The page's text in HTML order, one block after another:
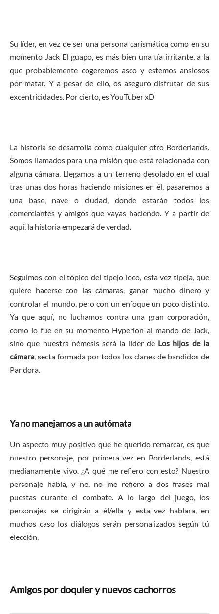
Su líder, en vez de ser una persona carismática como en su
momento Jack El guapo, es más bien una tía irritante, a la
que probablemente cogeremos asco y estemos ansiosos
por matar. Y a pesar de ello, os aseguro disfrutar de sus
excentricidades. Por cierto, es YouTuber xD
La historia se desarrolla como cualquier otro Borderlands.
Somos llamados para una misión que está relacionada con
alguna cámara. Llegamos a un terreno desolado en el cual
tras unas dos horas haciendo misiones en él, pasaremos a
una base, nave o ciudad, donde estarán todos los
comerciantes y amigos que vayas haciendo. Y a partir de
aquí, la historia empezará de verdad.
Seguimos con el tópico del tipejo loco, esta vez tipeja, que
quiere hacerse con las cámaras, ganar mucho dinero y
controlar el mundo, pero con un enfoque un poco distinto.
Ya que aquí, no luchamos contra una gran corporación,
como lo fue en su momento Hyperion al mando de Jack,
sino que nuestra némesis será la líder de Los hijos de la
cámara, secta formada por todos los clanes de bandidos de
Pandora.
Ya no manejamos a un autómata
Un aspecto muy positivo que he querido remarcar, es que
nuestro personaje, por primera vez en Borderlands, está
medianamente vivo. ¿A qué me refiero con esto? Nuestro
personaje habla, y no, no me refiero a dos frases mal
puestas durante el combate. A lo largo del juego, los
personajes se dirigirán a él/ella y esta vez hablara, en
muchos caso los diálogos serán personalizados según tú
elección.
Amigos por doquier y nuevos cachorros